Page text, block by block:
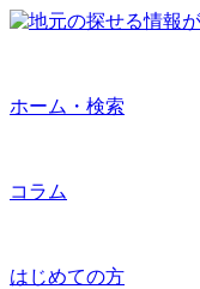
ホーム・検索
コラム
はじめての方